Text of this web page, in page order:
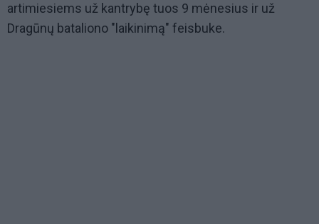
artimiesiems už kantrybę tuos 9 mėnesius ir už
Dragūnų bataliono "laikinimą" feisbuke.